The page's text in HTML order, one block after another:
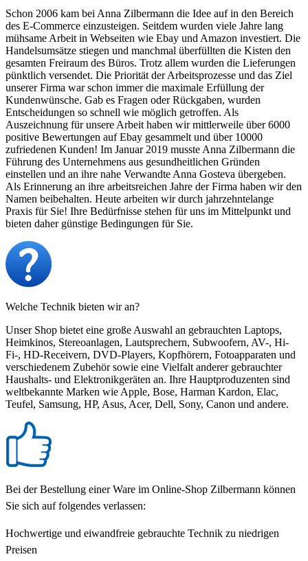
Schon 2006 kam bei Anna Zilbermann die Idee auf in den Bereich
des E-Commerce einzusteigen. Seitdem wurden viele Jahre lang
mühsame Arbeit in Webseiten wie Ebay und Amazon investiert. Die
Handelsumsätze stiegen und manchmal überfüllten die Kisten den
gesamten Freiraum des Büros. Trotz allem wurden die Lieferungen
pünktlich versendet. Die Priorität der Arbeitsprozesse und das Ziel
unserer Firma war schon immer die maximale Erfüllung der
Kundenwünsche. Gab es Fragen oder Rückgaben, wurden
Entscheidungen so schnell wie möglich getroffen. Als
Auszeichnung für unsere Arbeit haben wir mittlerweile über 6000
positive Bewertungen auf Ebay gesammelt und über 10000
zufriedenen Kunden! Im Januar 2019 musste Anna Zilbermann die
Führung des Unternehmens aus gesundheitlichen Gründen
einstellen und an ihre nahe Verwandte Anna Gosteva übergeben.
Als Erinnerung an ihre arbeitsreichen Jahre der Firma haben wir den
Namen beibehalten. Heute arbeiten wir durch jahrzehntelange
Praxis für Sie! Ihre Bedürfnisse stehen für uns im Mittelpunkt und
bieten daher günstige Bedingungen für Sie.
Welche Technik bieten wir an?
Unser Shop bietet eine große Auswahl an gebrauchten Laptops,
Heimkinos, Stereoanlagen, Lautsprechern, Subwoofern, AV-, Hi-
Fi-, HD-Receivern, DVD-Players, Kopfhörern, Fotoapparaten und
verschiedenem Zubehör sowie eine Vielfalt anderer gebrauchter
Haushalts- und Elektronikgeräten an. Ihre Hauptproduzenten sind
weltbekannte Marken wie Apple, Bose, Harman Kardon, Elac,
Teufel, Samsung, HP, Asus, Acer, Dell, Sony, Canon und andere.
Bei der Bestellung einer Ware im Online-Shop Zilbermann können
Sie sich auf folgendes verlassen:
Hochwertige und eiwandfreie gebrauchte Technik zu niedrigen
Preisen